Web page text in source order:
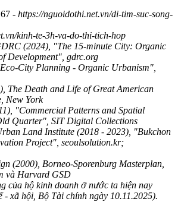
- https://nguoidothi.net.vn/di-tim-suc-song-
kinh-te-3h-va-do-thi-tich-hop
(2024), "The 15-minute City: Organic
Development", gdrc.org
City Planning - Organic Urbanism",
The Death and Life of Great American
New York
"Commercial Patterns and Spatial
Quarter", SIT Digital Collections
Land Institute (2018 - 2023), "Bukchon
Project", seoulsolution.kr;
(2000), Borneo-Sporenburg Masterplan,
và Harvard GSD
của hộ kinh doanh ở nước ta hiện nay
- xã hội, Bộ Tài chính ngày 10.11.2025).